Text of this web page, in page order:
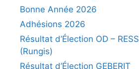
Bonne Année 2026
Adhésions 2026
Résultat d’Élection OD –
(Rungis)
Résultat d’Élection GEBERIT